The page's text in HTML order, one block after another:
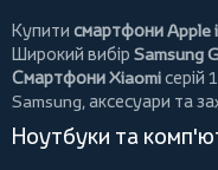
Купити смартфони Apple
Широкий вибір Samsung
Смартфони Xiaomiсерій
Samsung, аксесуари та
Ноутбуки та